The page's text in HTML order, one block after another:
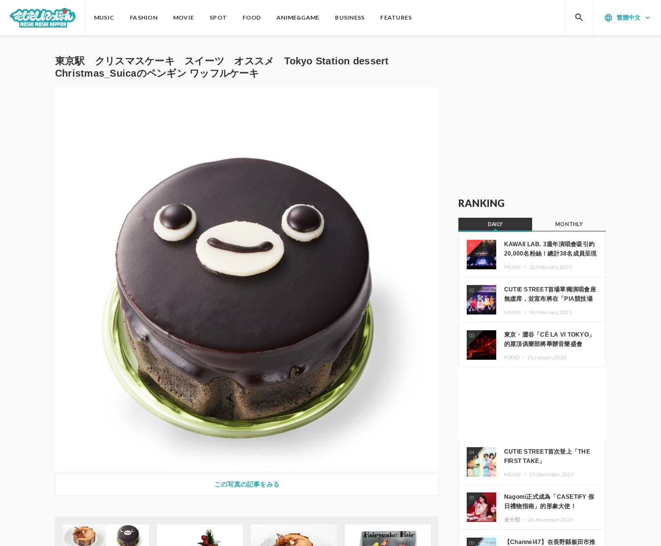
MUSIC FASHION MOVIE SPOT FOOD ANIME&GAME BUSINESS FEATURES language 繁體中文 keyboard_arrow_down
search
東京駅 クリスマスケーキ スイーツ オススメ Tokyo Station dessert
Christmas_Suicaのペンギン ワッフルケーキ
この写真の記事をみる
RANKING
DAILY MONTHLY
01
KAWAII LAB. 3週年演唱會吸引約
20,000名粉絲！總計38名成員呈現
MUSIC ・ 26.February.2025
02
CUTIE STREET首場單獨演唱會座
無虛席，並宣布將在「PIA競技場
MUSIC ・ 04.February.2025
03
東京・澀谷「CÉ LA VI TOKYO」
的屋頂俱樂部將舉辦音樂盛會
FOOD ・ 21.January.2025
04
CUTIE STREET首次登上「THE
FIRST TAKE」
MUSIC ・ 17.December.2024
05
Nagomi正式成為「CASETiFY 假
日禮物指南」的形象大使！
未分類 ・ 26.November.2024
06
【Channel47】在長野縣飯田市推